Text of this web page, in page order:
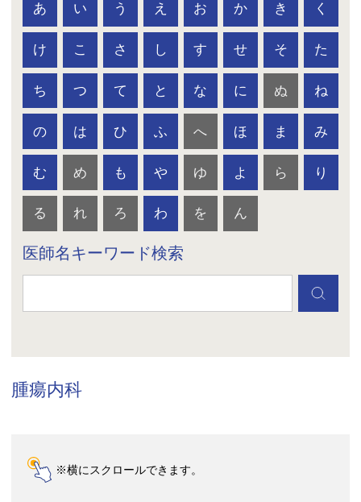
あ い う え お か き く
け こ さ し す せ そ た
ち つ て と な に ぬ ね
の は ひ ふ へ ほ ま み
む め も や ゆ よ ら り
る れ ろ わ を ん
医師名キーワード検索
腫瘍内科
※横にスクロールできます。